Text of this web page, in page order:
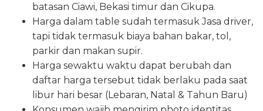
batasan Ciawi, Bekasi timur dan Cikupa.
Harga dalam table sudah termasuk Jasa driver,
tapi tidak termasuk biaya bahan bakar, tol,
parkir dan makan supir.
Harga sewaktu waktu dapat berubah dan
daftar harga tersebut tidak berlaku pada saat
libur hari besar (Lebaran, Natal & Tahun Baru)